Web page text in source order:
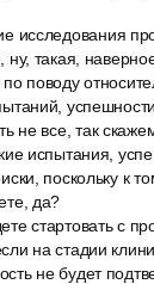
исследования
такая,
поводу
не все, так
испытания,
поскольку к
да?
стартовать с
на стадии
не будет